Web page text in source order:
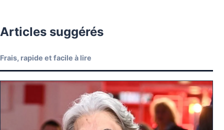
Articles suggérés
Frais, rapide et facile à lire